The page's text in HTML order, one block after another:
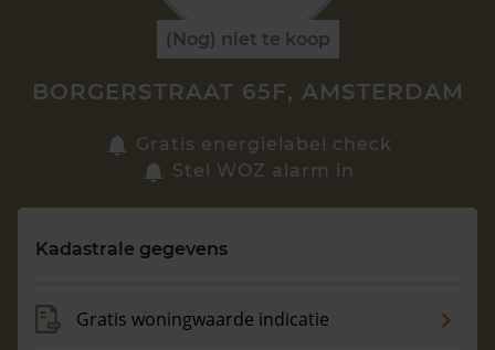
Zoek een woning
Maandag t/m vrijdag - 08:00 -18:00
(Nog) niet te koop
BORGERSTRAAT 65F, AMSTERDAM
Gratis energielabel check
Stel WOZ alarm in
Kadastrale gegevens
Gratis woningwaarde indicatie